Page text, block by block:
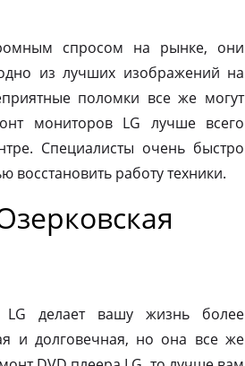
спросом на рынке, они
из лучших изображений на
поломки все же могут
мониторов LG лучше всего
Специалисты очень быстро
работу техники.
LG делает вашу жизнь более
и долговечная, но она все же